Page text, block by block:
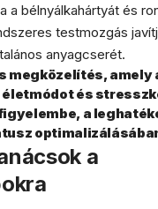
a bélnyálkahártyát és
testmozgás
anyagcserét.
megközelítés, amely
és
a
a